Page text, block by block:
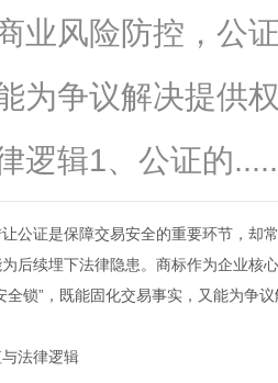
业风险防控，公
为争议解决提供
逻辑1、公证的
公证是保障交易安全的重要环节，却
后续埋下法律隐患。商标作为企业核
全锁”，既能固化交易事实，又能为争
法律逻辑